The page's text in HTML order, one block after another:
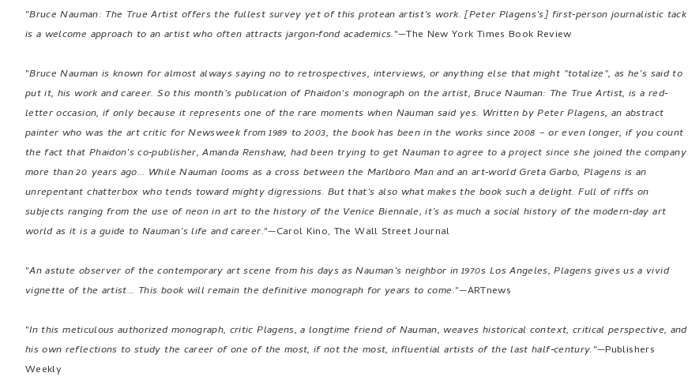
"Bruce Nauman: The True Artist offers the fullest survey yet of this protean artist’s work. [Peter Plagens’s] first‐person journalistic tack
is a welcome approach to an artist who often attracts jargon‐fond academics."—The New York Times Book Review
"Bruce Nauman is known for almost always saying no to retrospectives, interviews, or anything else that might "totalize", as he’s said to
put it, his work and career. So this month’s publication of Phaidon’s monograph on the artist, Bruce Nauman: The True Artist, is a red‐
letter occasion, if only because it represents one of the rare moments when Nauman said yes. Written by Peter Plagens, an abstract
painter who was the art critic for Newsweek from 1989 to 2003, the book has been in the works since 2008 – or even longer, if you count
the fact that Phaidon’s co‐publisher, Amanda Renshaw, had been trying to get Nauman to agree to a project since she joined the company
more than 20 years ago... While Nauman looms as a cross between the Marlboro Man and an art‐world Greta Garbo, Plagens is an
unrepentant chatterbox who tends toward mighty digressions. But that’s also what makes the book such a delight. Full of riffs on
subjects ranging from the use of neon in art to the history of the Venice Biennale, it’s as much a social history of the modern‐day art
world as it is a guide to Nauman’s life and career."—Carol Kino, The Wall Street Journal
"An astute observer of the contemporary art scene from his days as Nauman’s neighbor in 1970s Los Angeles, Plagens gives us a vivid
vignette of the artist... This book will remain the definitive monograph for years to come."—ARTnews
"In this meticulous authorized monograph, critic Plagens, a longtime friend of Nauman, weaves historical context, critical perspective, and
his own reflections to study the career of one of the most, if not the most, influential artists of the last half‐century."—Publishers
Weekly